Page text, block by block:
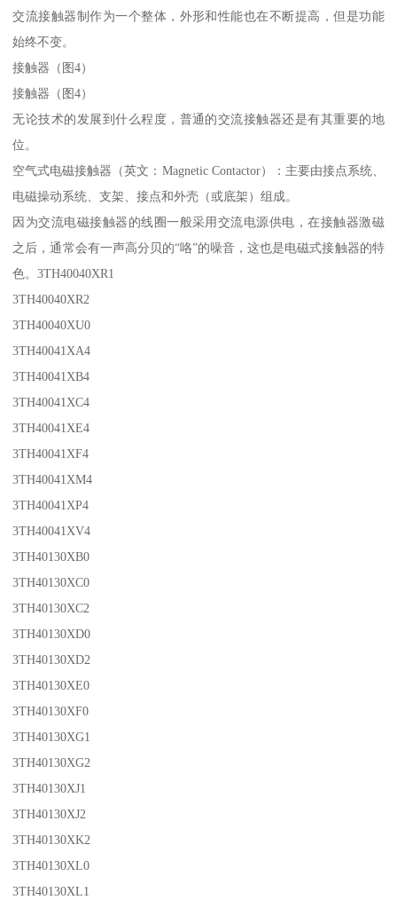
交流接触器制作为一个整体，外形和性能也在不断提高，但是功能
始终不变。
接触器（图4）
接触器（图4）
无论技术的发展到什么程度，普通的交流接触器还是有其重要的地
位。
空气式电磁接触器（英文：Magnetic Contactor）：主要由接点系统、
电磁操动系统、支架、接点和外壳（或底架）组成。
因为交流电磁接触器的线圈一般采用交流电源供电，在接触器激磁
之后，通常会有一声高分贝的“咯”的噪音，这也是电磁式接触器的特
色。3TH40040XR1
3TH40040XR2
3TH40040XU0
3TH40041XA4
3TH40041XB4
3TH40041XC4
3TH40041XE4
3TH40041XF4
3TH40041XM4
3TH40041XP4
3TH40041XV4
3TH40130XB0
3TH40130XC0
3TH40130XC2
3TH40130XD0
3TH40130XD2
3TH40130XE0
3TH40130XF0
3TH40130XG1
3TH40130XG2
3TH40130XJ1
3TH40130XJ2
3TH40130XK2
3TH40130XL0
3TH40130XL1